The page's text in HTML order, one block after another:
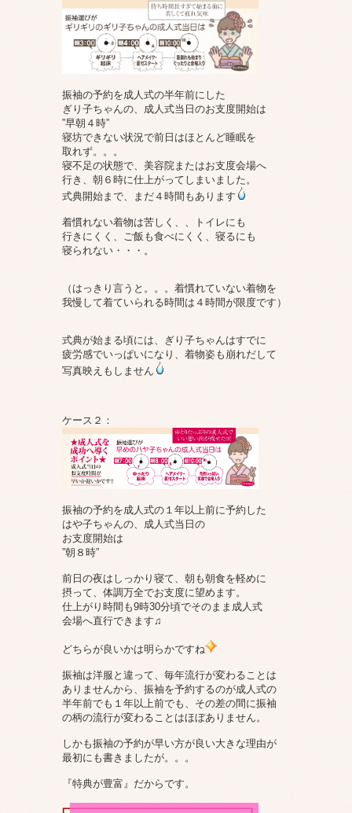
振袖の予約を成人式の半年前にした
ぎり子ちゃんの、成人式当日のお支度開始は
”早朝４時”
寝坊できない状況で前日はほとんど睡眠を
取れず。。。
寝不足の状態で、美容院またはお支度会場へ
行き、朝６時に仕上がってしまいました。
式典開始まで、まだ４時間もあります
着慣れない着物は苦しく、、トイレにも
行きにくく、ご飯も食べにくく、寝るにも
寝られない・・・。
（はっきり言うと。。。着慣れていない着物を
我慢して着ていられる時間は４時間が限度です）
式典が始まる頃には、ぎり子ちゃんはすでに
疲労感でいっぱいになり、着物姿も崩れだして
写真映えもしません
ケース２：
振袖の予約を成人式の１年以上前に予約した
はや子ちゃんの、成人式当日の
お支度開始は
”朝８時”
前日の夜はしっかり寝て、朝も朝食を軽めに
摂って、体調万全でお支度に望めます。
仕上がり時間も9時30分頃でそのまま成人式
会場へ直行できます♫
どちらが良いかは明らかですね
振袖は洋服と違って、毎年流行が変わることは
ありませんから、振袖を予約するのが成人式の
半年前でも１年以上前でも、その差の間に振袖
の柄の流行が変わることはほぼありません。
しかも振袖の予約が早い方が良い大きな理由が
最初にも書きましたが。。。
『特典が豊富』だからです。